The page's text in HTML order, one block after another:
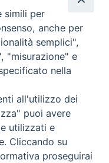
diritti riservati - Vita
Torna
simili per
anche per
semplici",
"misurazione" e
nella
all'utilizzo dei
puoi avere
utilizzati e
Cliccando su
proseguirai